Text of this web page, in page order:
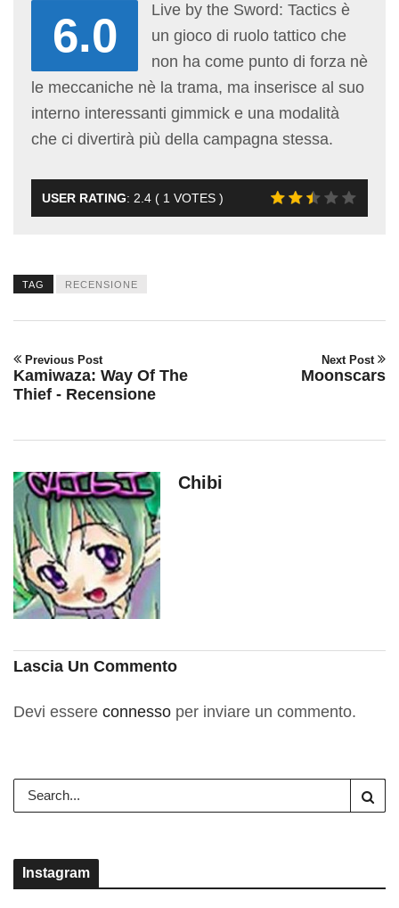
6.0
Live by the Sword: Tactics è
un gioco di ruolo tattico che
non ha come punto di forza nè
le meccaniche nè la trama, ma inserisce al suo
interno interessanti gimmick e una modalità
che ci divertirà più della campagna stessa.
USER RATING: 2.4 ( 1 VOTES )
TAG RECENSIONE
Previous Post
Kamiwaza: Way Of The
Thief - Recensione
Next Post
Moonscars
Chibi
Lascia Un Commento
Devi essere connesso per inviare un commento.
Instagram